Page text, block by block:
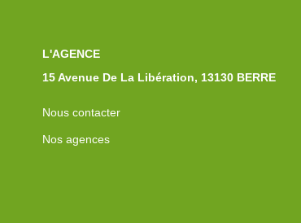
L'AGENCE
15 Avenue De La Libération, 13130 BERRE
Nous contacter
Nos agences